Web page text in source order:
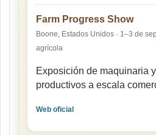
Farm Progress Show
Boone, Estados Unidos · 1–3 de
agrícola
Exposición de maquinaria
productivos a escala
Web oficial